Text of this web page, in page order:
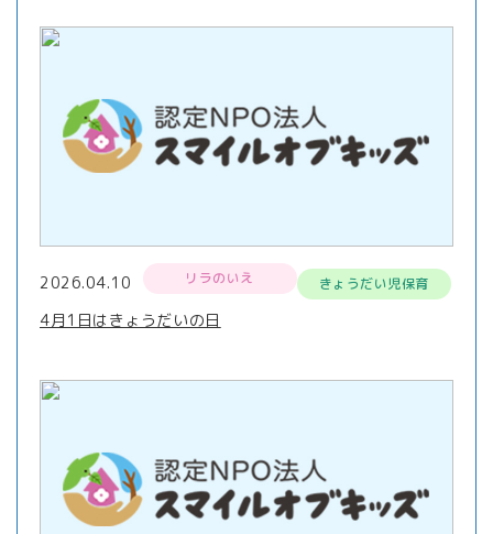
2026.04.10 リラのいえ きょうだい児保育
4月1日はきょうだいの日